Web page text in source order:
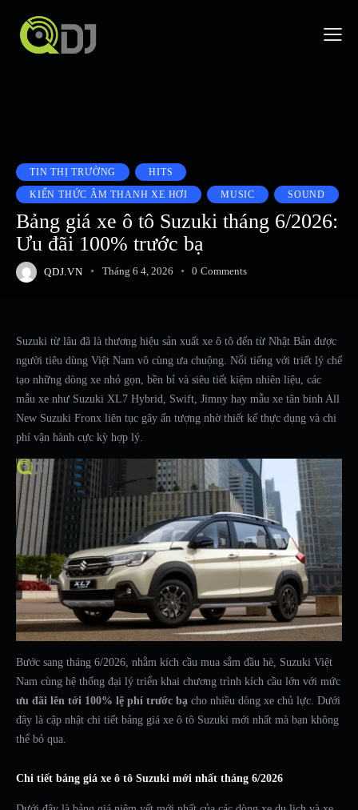
TIN THỊ TRƯỜNG
HITS
KIẾN THỨC ÂM THANH XE HƠI
MUSIC SOUND
Bảng giá xe ô tô Suzuki tháng 6/2026:
Ưu đãi 100% trước bạ
QDJ.VN Tháng 6 4, 2026 0 Comments
Suzuki từ lâu đã là thương hiệu sản xuất xe ô tô đến từ Nhật Bản được
người tiêu dùng Việt Nam vô cùng ưa chuộng. Nổi tiếng với triết lý chế
tạo những dòng xe nhỏ gọn, bền bỉ và siêu tiết kiệm nhiên liệu, các
mẫu xe như Suzuki XL7 Hybrid, Swift, Jimny hay mẫu xe tân binh All
New Suzuki Fronx liên tục gây ấn tượng nhờ thiết kế thực dụng và chi
phí vận hành cực kỳ hợp lý.
Bước sang tháng 6/2026, nhằm kích cầu mua sắm đầu hè, Suzuki Việt
Nam cùng hệ thống đại lý triển khai chương trình kích cầu lớn với mức
ưu đãi lên tới 100% lệ phí trước bạ cho nhiều dòng xe chủ lực. Dưới
đây là cập nhật chi tiết bảng giá xe ô tô Suzuki mới nhất mà bạn không
thể bỏ qua.
Chi tiết bảng giá xe ô tô Suzuki mới nhất tháng 6/2026